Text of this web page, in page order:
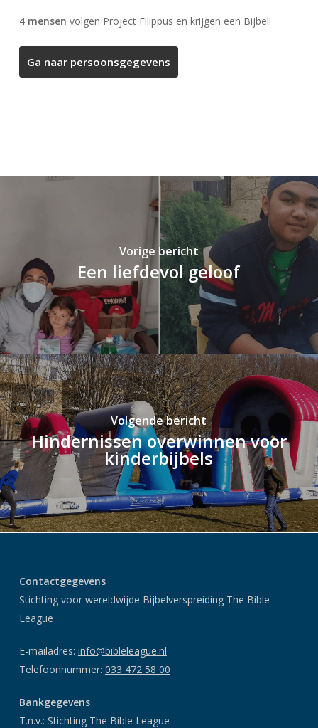
4 mensen volgen Project Filippus en krijgen een Bijbel!
Vorige bericht
Een liefdevol geloof
Volgende bericht
Hindernissen overwinnen voor
kinderbijbels
Contactgegevens
Stichting voor wereldwijde Bijbelverspreiding The Bible
League
E-mailadres: info@bibleleague.nl
Telefoonnummer: 033 472 58 00
Bankgegevens
T.n.v.: Stichting The Bible League